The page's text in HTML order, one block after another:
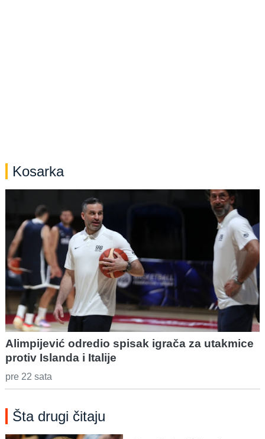
Kosarka
Alimpijević odredio spisak igrača za utakmice
protiv Islanda i Italije
pre 22 sata
Šta drugi čitaju